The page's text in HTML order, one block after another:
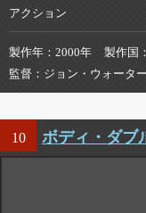
アクション
製作年 2000年 製作国
監督
ジョン・ウォータ
10 ボディ・ダブ